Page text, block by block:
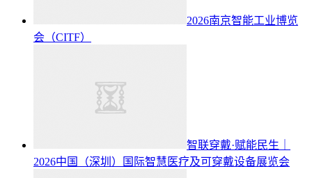
2026南京智能工业博览
会（CITF）
智联穿戴·赋能民生｜
2026中国（深圳）国际智慧医疗及可穿戴设备展览会